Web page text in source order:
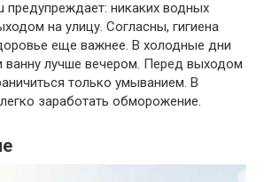
предупреждает: никаких водных
на улицу. Согласны, гигиена
еще важнее. В холодные дни
ванну лучше вечером. Перед выходом
только умыванием. В
заработать обморожение.